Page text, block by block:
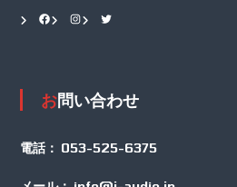
Facebook Instagram Twitter
お問い合わせ
電話： 053-525-6375